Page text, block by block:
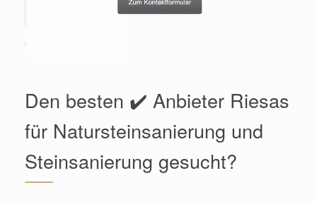
Den besten ✔️ Anbieter Riesas
für Natursteinsanierung und
Steinsanierung gesucht?